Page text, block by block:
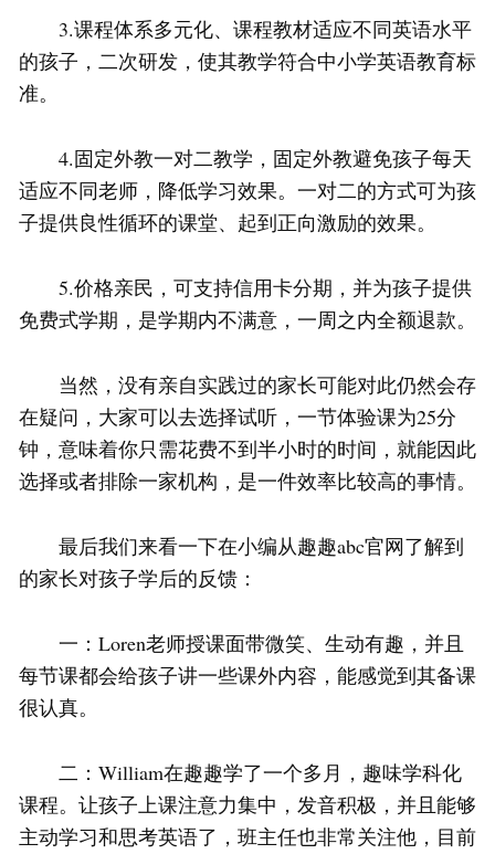
3.课程体系多元化、课程教材适应不同英语水平
的孩子，二次研发，使其教学符合中小学英语教育标
准。
4.固定外教一对二教学，固定外教避免孩子每天
适应不同老师，降低学习效果。一对二的方式可为孩
子提供良性循环的课堂、起到正向激励的效果。
5.价格亲民，可支持信用卡分期，并为孩子提供
免费式学期，是学期内不满意，一周之内全额退款。
当然，没有亲自实践过的家长可能对此仍然会存
在疑问，大家可以去选择试听，一节体验课为25分
钟，意味着你只需花费不到半小时的时间，就能因此
选择或者排除一家机构，是一件效率比较高的事情。
最后我们来看一下在小编从趣趣abc官网了解到
的家长对孩子学后的反馈：
一：Loren老师授课面带微笑、生动有趣，并且
每节课都会给孩子讲一些课外内容，能感觉到其备课
很认真。
二：William在趣趣学了一个多月，趣味学科化
课程。让孩子上课注意力集中，发音积极，并且能够
主动学习和思考英语了，班主任也非常关注他，目前